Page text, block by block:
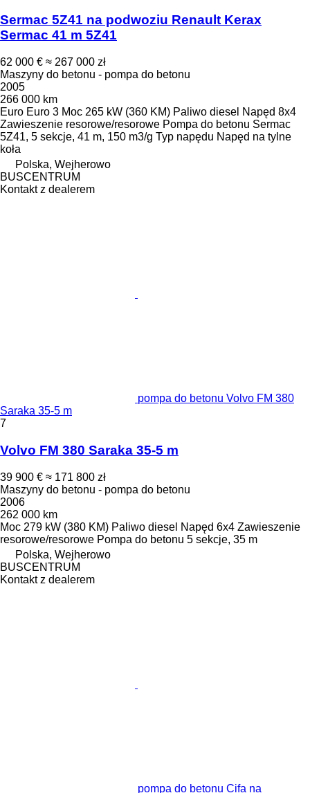
Sermac 5Z41 na podwoziu Renault Kerax
Sermac 41 m 5Z41
62 000 € ≈ 267 000 zł
Maszyny do betonu - pompa do betonu
2005
266 000 km
Euro Euro 3 Moc 265 kW (360 KM) Paliwo diesel Napęd 8x4
Zawieszenie resorowe/resorowe Pompa do betonu Sermac
5Z41, 5 sekcje, 41 m, 150 m3/g Typ napędu Napęd na tylne
koła
Polska, Wejherowo
BUSCENTRUM
Kontakt z dealerem
pompa do betonu Volvo FM 380
Saraka 35-5 m
7
Volvo FM 380 Saraka 35-5 m
39 900 € ≈ 171 800 zł
Maszyny do betonu - pompa do betonu
2006
262 000 km
Moc 279 kW (380 KM) Paliwo diesel Napęd 6x4 Zawieszenie
resorowe/resorowe Pompa do betonu 5 sekcje, 35 m
Polska, Wejherowo
BUSCENTRUM
Kontakt z dealerem
pompa do betonu Cifa na